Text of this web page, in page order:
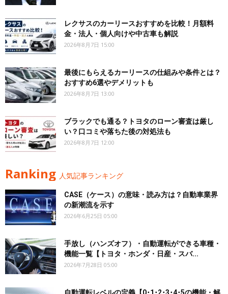
レクサスのカーリースおすすめを比較！月額料
金・法人・個人向けや中古車も解説
2026年8月7日 15:00
最後にもらえるカーリースの仕組みや条件とは？
おすすめ6選やデメリットも
2026年8月7日 13:00
ブラックでも通る？トヨタのローン審査は厳し
い？口コミや落ちた後の対処法も
2026年8月7日 12:00
Ranking 人気記事ランキング
CASE（ケース）の意味・読み方は？自動車業界
の新潮流を示す
2026年6月25日 05:00
手放し（ハンズオフ）・自動運転ができる車種・
機能一覧【トヨタ・ホンダ・日産・スバ...
2026年7月28日 05:00
自動運転レベルの定義【0･1･2･3･4･5の機能・解